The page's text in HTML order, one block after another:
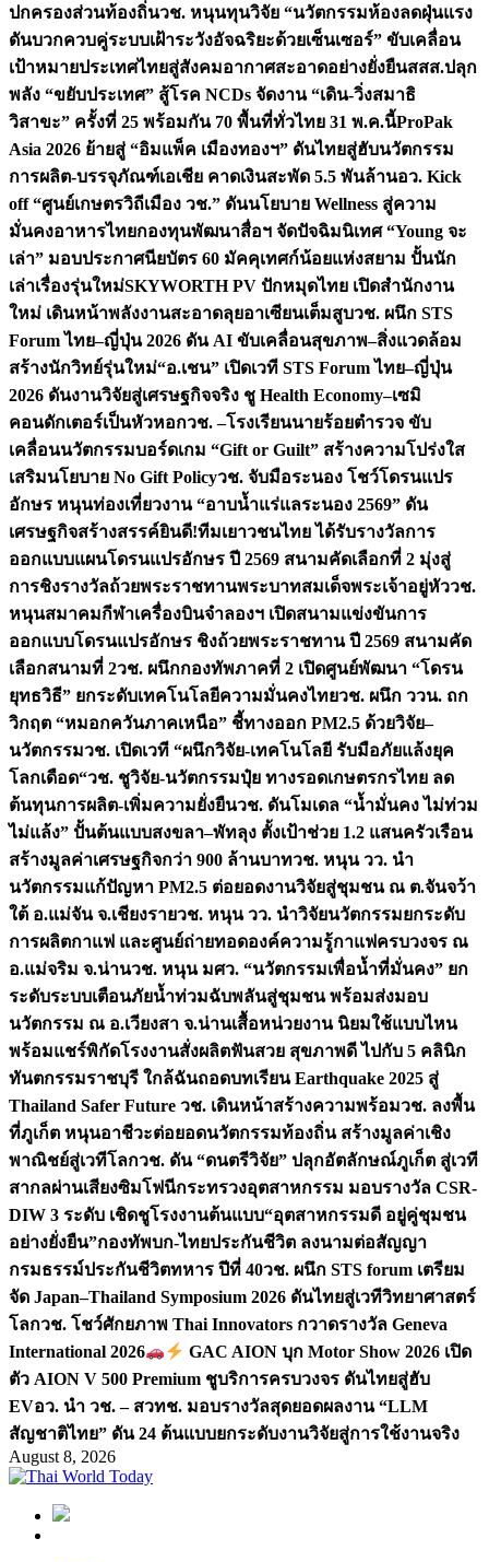
ปกครองส่วนท้องถิ่นวช. หนุนทุนวิจัย “นวัตกรรมห้องลดฝุ่นแรง
ดันบวกควบคู่ระบบเฝ้าระวังอัจฉริยะด้วยเซ็นเซอร์” ขับเคลื่อน
เป้าหมายประเทศไทยสู่สังคมอากาศสะอาดอย่างยั่งยืนสสส.ปลุก
พลัง “ขยับประเทศ” สู้โรค NCDs จัดงาน “เดิน-วิ่งสมาธิ
วิสาขะ” ครั้งที่ 25 พร้อมกัน 70 พื้นที่ทั่วไทย 31 พ.ค.นี้ProPak
Asia 2026 ย้ายสู่ “อิมแพ็ค เมืองทองฯ” ดันไทยสู่ฮับนวัตกรรม
การผลิต-บรรจุภัณฑ์เอเชีย คาดเงินสะพัด 5.5 พันล้านอว. Kick
off “ศูนย์เกษตรวิถีเมือง วช.” ดันนโยบาย Wellness สู่ความ
มั่นคงอาหารไทยกองทุนพัฒนาสื่อฯ จัดปัจฉิมนิเทศ “Young จะ
เล่า” มอบประกาศนียบัตร 60 มัคคุเทศก์น้อยแห่งสยาม ปั้นนัก
เล่าเรื่องรุ่นใหม่SKYWORTH PV ปักหมุดไทย เปิดสำนักงาน
ใหม่ เดินหน้าพลังงานสะอาดลุยอาเซียนเต็มสูบวช. ผนึก STS
Forum ไทย–ญี่ปุ่น 2026 ดัน AI ขับเคลื่อนสุขภาพ–สิ่งแวดล้อม
สร้างนักวิทย์รุ่นใหม่“อ.เชน” เปิดเวที STS Forum ไทย–ญี่ปุ่น
2026 ดันงานวิจัยสู่เศรษฐกิจจริง ชู Health Economy–เซมิ
คอนดักเตอร์เป็นหัวหอกวช. –โรงเรียนนายร้อยตำรวจ ขับ
เคลื่อนนวัตกรรมบอร์ดเกม “Gift or Guilt” สร้างความโปร่งใส
เสริมนโยบาย No Gift Policyวช. จับมือระนอง โชว์โดรนแปร
อักษร หนุนท่องเที่ยวงาน “อาบน้ำแร่แลระนอง 2569” ดัน
เศรษฐกิจสร้างสรรค์ยินดี!ทีมเยาวชนไทย ได้รับรางวัลการ
ออกแบบแผนโดรนแปรอักษร ปี 2569 สนามคัดเลือกที่ 2 มุ่งสู่
การชิงรางวัลถ้วยพระราชทานพระบาทสมเด็จพระเจ้าอยู่หัววช.
หนุนสมาคมกีฬาเครื่องบินจำลองฯ เปิดสนามแข่งขันการ
ออกแบบโดรนแปรอักษร ชิงถ้วยพระราชทาน ปี 2569 สนามคัด
เลือกสนามที่ 2วช. ผนึกกองทัพภาคที่ 2 เปิดศูนย์พัฒนา “โดรน
ยุทธวิธี” ยกระดับเทคโนโลยีความมั่นคงไทยวช. ผนึก ววน. ถก
วิกฤต “หมอกควันภาคเหนือ” ชี้ทางออก PM2.5 ด้วยวิจัย–
นวัตกรรมวช. เปิดเวที “ผนึกวิจัย-เทคโนโลยี รับมือภัยแล้งยุค
โลกเดือด“วช. ชูวิจัย-นวัตกรรมปุ๋ย ทางรอดเกษตรกรไทย ลด
ต้นทุนการผลิต-เพิ่มความยั่งยืนวช. ดันโมเดล “น้ำมั่นคง ไม่ท่วม
ไม่แล้ง” ปั้นต้นแบบสงขลา–พัทลุง ตั้งเป้าช่วย 1.2 แสนครัวเรือน
สร้างมูลค่าเศรษฐกิจกว่า 900 ล้านบาทวช. หนุน วว. นำ
นวัตกรรมแก้ปัญหา PM2.5 ต่อยอดงานวิจัยสู่ชุมชน ณ ต.จันจว้า
ใต้ อ.แม่จัน จ.เชียงรายวช. หนุน วว. นำวิจัยนวัตกรรมยกระดับ
การผลิตกาแฟ และศูนย์ถ่ายทอดองค์ความรู้กาแฟครบวงจร ณ
อ.แม่จริม จ.น่านวช. หนุน มศว. “นวัตกรรมเพื่อน้ำที่มั่นคง” ยก
ระดับระบบเตือนภัยน้ำท่วมฉับพลันสู่ชุมชน พร้อมส่งมอบ
นวัตกรรม ณ อ.เวียงสา จ.น่านเสื้อหน่วยงาน นิยมใช้แบบไหน
พร้อมแชร์พิกัดโรงงานสั่งผลิตฟันสวย สุขภาพดี ไปกับ 5 คลินิก
ทันตกรรมราชบุรี ใกล้ฉันถอดบทเรียน Earthquake 2025 สู่
Thailand Safer Future วช. เดินหน้าสร้างความพร้อมวช. ลงพื้น
ที่ภูเก็ต หนุนอาชีวะต่อยอดนวัตกรรมท้องถิ่น สร้างมูลค่าเชิง
พาณิชย์สู่เวทีโลกวช. ดัน “ดนตรีวิจัย” ปลุกอัตลักษณ์ภูเก็ต สู่เวที
สากลผ่านเสียงซิมโฟนีกระทรวงอุตสาหกรรม มอบรางวัล CSR-
DIW 3 ระดับ เชิดชูโรงงานต้นแบบ“อุตสาหกรรมดี อยู่คู่ชุมชน
อย่างยั่งยืน”กองทัพบก-ไทยประกันชีวิต ลงนามต่อสัญญา
กรมธรรม์ประกันชีวิตทหาร ปีที่ 40วช. ผนึก STS forum เตรียม
จัด Japan–Thailand Symposium 2026 ดันไทยสู่เวทีวิทยาศาสตร์
โลกวช. โชว์ศักยภาพ Thai Innovators กวาดรางวัล Geneva
International 2026
GAC AION บุก Motor Show 2026 เปิด
ตัว AION V 500 Premium ชูบริการครบวงจร ดันไทยสู่ฮับ
EVอว. นำ วช. – สวทช. มอบรางวัลสุดยอดผลงาน “LLM
สัญชาติไทย” ดัน 24 ต้นแบบยกระดับงานวิจัยสู่การใช้งานจริง
August 8, 2026